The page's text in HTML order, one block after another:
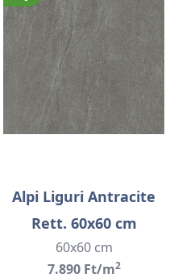
Alpi Liguri Antracite
Rett. 60x60 cm
60x60 cm
7.890 Ft/m2